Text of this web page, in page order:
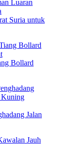
Suria untuk
Bollard
Jalan